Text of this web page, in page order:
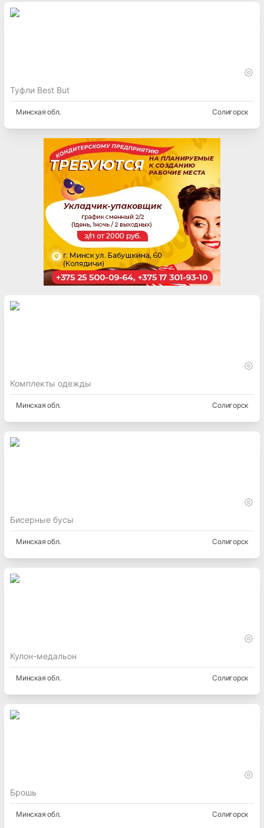
Туфли Best But
Минская обл. Солигорск
Комплекты одежды
Минская обл. Солигорск
Бисерные бусы
Минская обл. Солигорск
Кулон-медальон
Минская обл. Солигорск
Брошь
Минская обл. Солигорск